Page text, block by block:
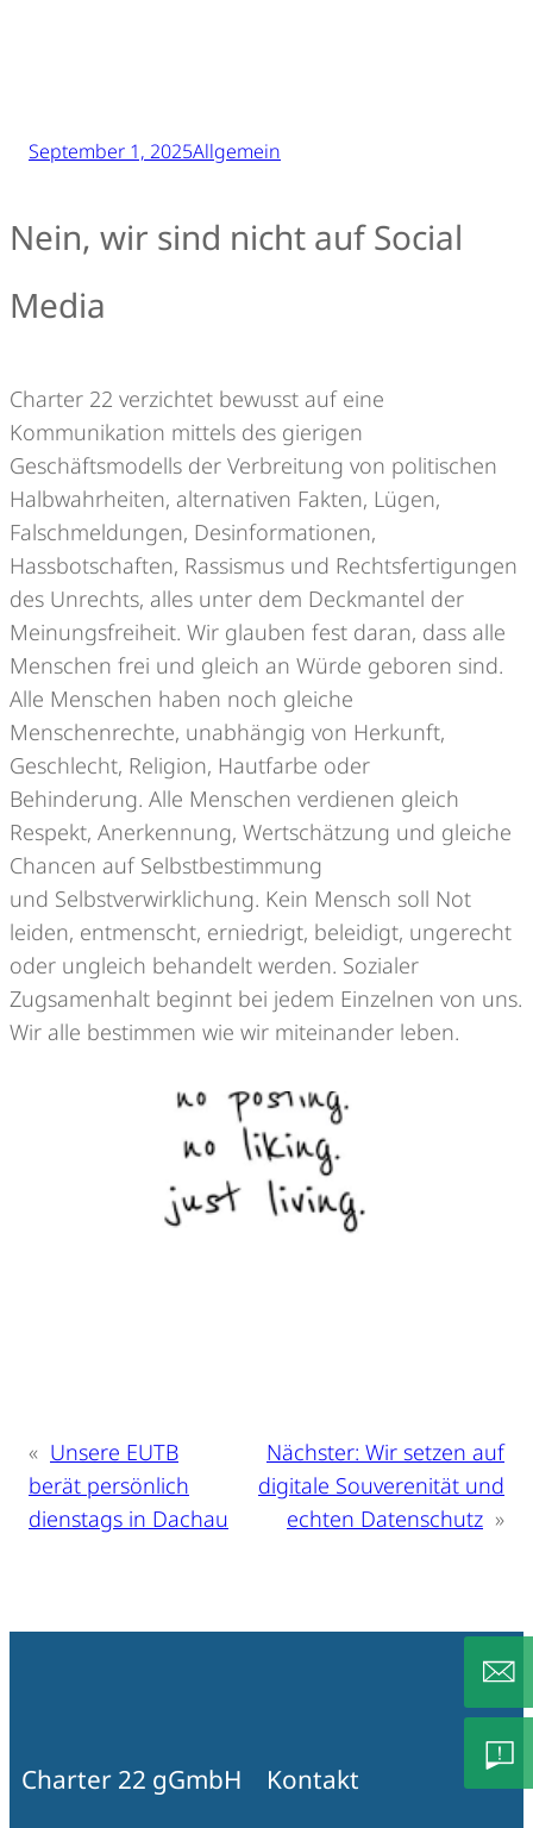
September 1, 2025Allgemein
Nein, wir sind nicht auf Social
Media
Charter 22 verzichtet bewusst auf eine
Kommunikation mittels des gierigen
Geschäftsmodells der Verbreitung von politischen
Halbwahrheiten, alternativen Fakten, Lügen,
Falschmeldungen, Desinformationen,
Hassbotschaften, Rassismus und Rechtsfertigungen
des Unrechts, alles unter dem Deckmantel der
Meinungsfreiheit. Wir glauben fest daran, dass alle
Menschen frei und gleich an Würde geboren sind.
Alle Menschen haben noch gleiche
Menschenrechte, unabhängig von Herkunft,
Geschlecht, Religion, Hautfarbe oder
Behinderung. Alle Menschen verdienen gleich
Respekt, Anerkennung, Wertschätzung und gleiche
Chancen auf Selbstbestimmung
und Selbstverwirklichung. Kein Mensch soll Not
leiden, entmenscht, erniedrigt, beleidigt, ungerecht
oder ungleich behandelt werden. Sozialer
Zugsamenhalt beginnt bei jedem Einzelnen von uns.
Wir alle bestimmen wie wir miteinander leben.
« Unsere EUTB
berät persönlich
dienstags in Dachau
Nächster: Wir setzen auf
digitale Souverenität und
echten Datenschutz »
Charter 22 gGmbH Kontakt